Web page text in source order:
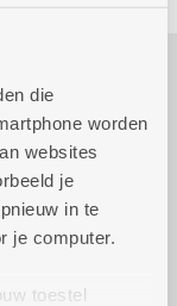
die
worden
websites
je
in te
je computer.
toestel
uur tot 18.00
vervoer